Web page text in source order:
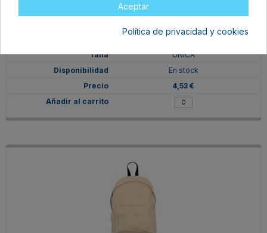
ROYAL CLARO
UNICA
En stock
4,53 €
Aceptar
Política de privacidad y cookies